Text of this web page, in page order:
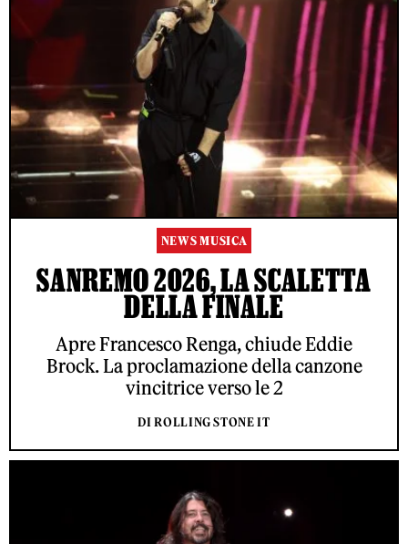
NEWS MUSICA
SANREMO 2026, LA SCALETTA
DELLA FINALE
Apre Francesco Renga, chiude Eddie
Brock. La proclamazione della canzone
vincitrice verso le 2
DI ROLLING STONE IT